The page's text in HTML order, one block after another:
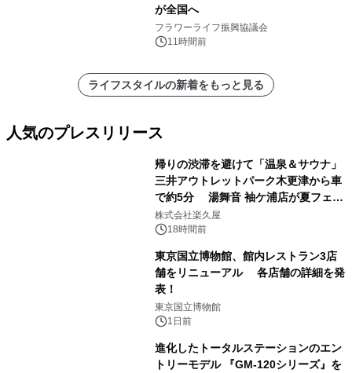
が全国へ
フラワーライフ振興協議会
11時間前
ライフスタイルの新着をもっと見る
人気のプレスリリース
帰りの渋滞を避けて「温泉＆サウナ」
三井アウトレットパーク木更津から車
で約5分 湯舞音 袖ケ浦店が夏フェア
メニューを提供
株式会社楽久屋
18時間前
東京国立博物館、館内レストラン3店
舗をリニューアル 各店舗の詳細を発
表！
東京国立博物館
1日前
進化したトータルステーションのエン
トリーモデル 『GM-120シリーズ』を